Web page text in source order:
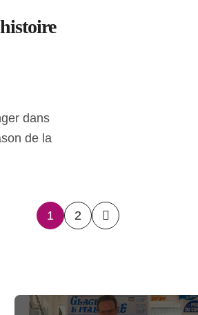
de la
Pagination
1 2